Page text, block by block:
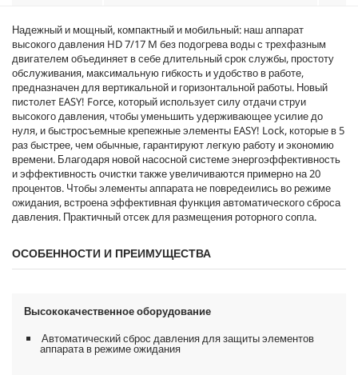
e
Надежный и мощный, компактный и мобильный: наш аппарат
высокого давления HD 7/17 M без подогрева воды с трехфазным
двигателем объединяет в себе длительный срок службы, простоту
обслуживания, максимальную гибкость и удобство в работе,
предназначен для вертикальной и горизонтальной работы. Новый
пистолет EASY! Force, который использует силу отдачи струи
высокого давления, чтобы уменьшить удерживающее усилие до
нуля, и быстросъемные крепежные элементы EASY! Lock, которые в 5
раз быстрее, чем обычные, гарантируют легкую работу и экономию
времени. Благодаря новой насосной системе энергоэффективность
и эффективность очистки также увеличиваются примерно на 20
процентов. Чтобы элементы аппарата не повредеились во режиме
ожидания, встроена эффективная функция автоматического сброса
давления. Практичный отсек для размещения роторного сопла.
ОСОБЕННОСТИ И ПРЕИМУЩЕСТВА
Высококачественное оборудование
Автоматический сброс давления для защиты элементов
аппарата в режиме ожидания